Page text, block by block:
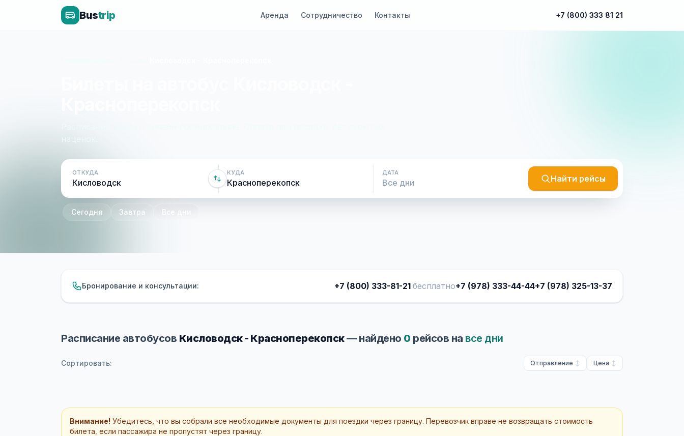
Bustrip Аренда Сотрудничество Контакты +7 (800) 333 81 21
ОТКУДА КУДА ДАТА
Найти рейсы
Сегодня Завтра Все дни
Бронирование и консультации: +7 (800) 333-81-21 бесплатно+7 (978) 333-44-44+7 (978) 325-13-37
Расписание автобусов Кисловодск - Красноперекопск— найдено 0 рейсов на все дни
Сортировать: Отправление Цена
Внимание! Убедитесь, что вы собрали все необходимые документы для поездки через границу. Перевозчик вправе не возвращать стоимость
билета, если пассажира не пропустят через границу.